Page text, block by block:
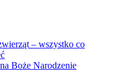
– wszystko co
Boże Narodzenie